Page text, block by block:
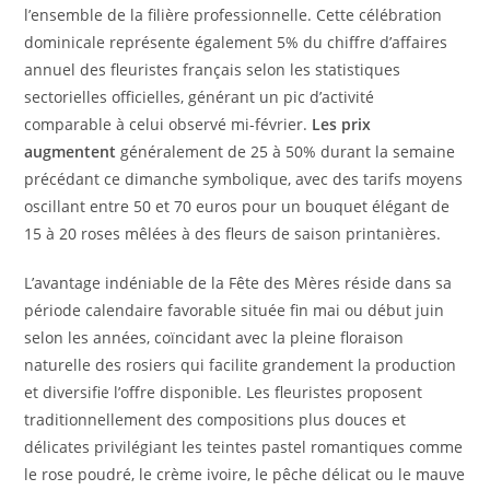
l’ensemble de la filière professionnelle. Cette célébration
dominicale représente également 5% du chiffre d’affaires
annuel des fleuristes français selon les statistiques
sectorielles officielles, générant un pic d’activité
comparable à celui observé mi-février. Les prix
augmentent généralement de 25 à 50% durant la semaine
précédant ce dimanche symbolique, avec des tarifs moyens
oscillant entre 50 et 70 euros pour un bouquet élégant de
15 à 20 roses mêlées à des fleurs de saison printanières.
L’avantage indéniable de la Fête des Mères réside dans sa
période calendaire favorable située fin mai ou début juin
selon les années, coïncidant avec la pleine floraison
naturelle des rosiers qui facilite grandement la production
et diversifie l’offre disponible. Les fleuristes proposent
traditionnellement des compositions plus douces et
délicates privilégiant les teintes pastel romantiques comme
le rose poudré, le crème ivoire, le pêche délicat ou le mauve